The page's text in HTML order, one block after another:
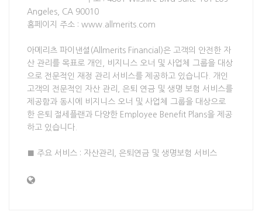
Angeles, CA 90010
홈페이지 주소 : www.allmerits.com
아메리츠 파이낸셜(Allmerits Financial)은 고객의 안전한 자
산 관리를 목표로 개인, 비지니스 오너 및 사업체 그룹을 대상
으로 전문적인 재정 관리 서비스를 제공하고 있습니다. 개인
고객의 전문적인 자산 관리, 은퇴 연금 및 생명 보험 서비스를
제공함과 동시에 비지니스 오너 및 사업체 그룹을 대상으로
한 은퇴 절세플랜과 다양한 Employee Benefit Plans을 제공
하고 있습니다.
■ 주요 서비스 : 자산관리, 은퇴연금 및 생명보험 서비스